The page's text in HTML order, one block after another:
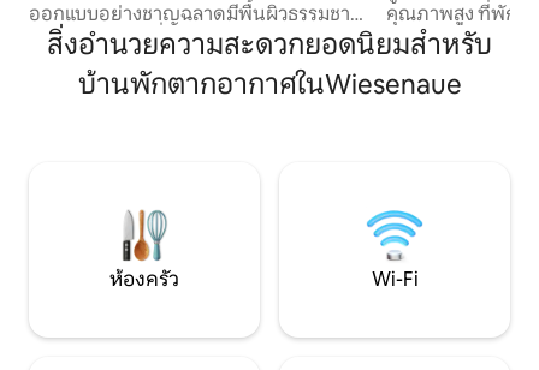
ออกแบบอย่างชาญฉลาดมีพื้นผิวธรรมชาติ
และการตกแต่งที่ไม่เหมือนใคร คุณจะมี
เตียงคิงไซส์สบายๆขนาด 150 ซม. x 200 ซม.
ในสหราชอาณาจักรโต๊ะทำงานห้องครัว
เมนท์ที่คุณพัก
คุณภาพสูง ที่พักสุ
ในสถานที่ของวิลล่
แก่และต้นวอลนัท
ซีโดยตรง ในช่วง
สิ่งอำนวยความสะดวกยอดนิยมสำหรับ
บ้านพักตากอากาศในWiesenaue
ห้องครัว Wi-Fi